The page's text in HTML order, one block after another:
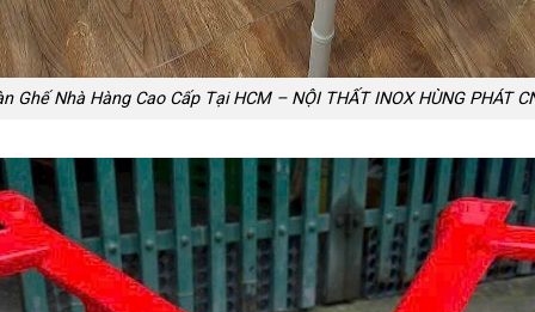
Ghế Nhà Hàng Cao Cấp Tại HCM – NỘI THẤT INOX HÙNG PHÁT